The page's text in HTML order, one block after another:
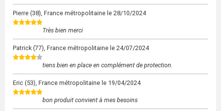
Pierre (38), France métropolitaine le 28/10/2024
Très bien merci
Patrick (77), France métropolitaine le 24/07/2024
tiens bien en place en complément de protection.
Eric (53), France métropolitaine le 19/04/2024
bon produit convient à mes besoins